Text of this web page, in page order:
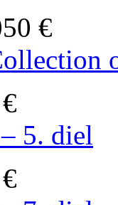
€
5. diel